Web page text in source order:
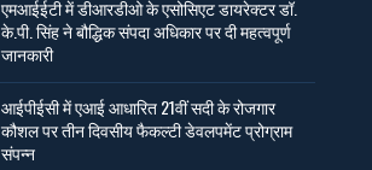
एमआईईटी में डीआरडीओ के एसोसिएट डायरेक्टर डॉ.
के.पी. सिंह ने बौद्धिक संपदा अधिकार पर दी महत्वपूर्ण
जानकारी
आईपीईसी में एआई आधारित 21वीं सदी के रोजगार
कौशल पर तीन दिवसीय फैकल्टी डेवलपमेंट प्रोग्राम
संपन्न